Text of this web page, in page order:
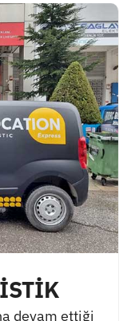
devam ettiği